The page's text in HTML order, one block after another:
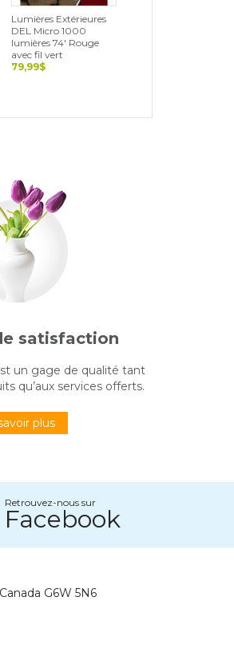
Lumières Extérieures
DEL Micro 1000
lumières 74' Rouge
avec fil vert
79,99$
satisfaction
un gage de qualité tant
qu’aux services offerts.
plus
Retrouvez-nous sur
Facebook
G6W 5N6